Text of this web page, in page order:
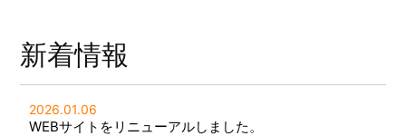
新着情報
2026.01.06
WEBサイトをリニューアルしました。